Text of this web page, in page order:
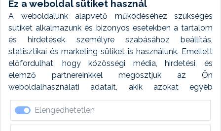
Ez a weboldal sütiket használ
A weboldalunk alapvető működéséhez szükséges
sütiket alkalmazunk és bizonyos esetekben a tartalom
és hirdetések személyre szabásához beállítás,
statisztikai és marketing sütiket is használunk. Emellett
előfordulhat, hogy közösségi média, hirdetési, és
elemző partnereinkkel megosztjuk az Ön
weboldalhasználati adatait, akik azokat egyéb
forrásokból gyűjtött adatokkal kombinálhatják. A sütik
elfogadásával kapcsolatosan naplózást végzünk és
ezen adatokat 6 hónap után automatikusan töröljük. A
Elengedhetetlen
Fényképtár extra modul
Autómosó modul
Feladatütemezés